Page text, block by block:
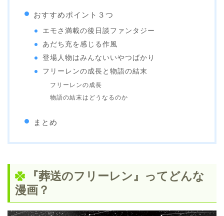
おすすめポイント３つ
エモさ満載の後日談ファンタジー
あだち充を感じる作風
登場人物はみんないいやつばかり
フリーレンの成長と物語の結末
フリーレンの成長
物語の結末はどうなるのか
まとめ
『葬送のフリーレン』ってどんな
漫画？